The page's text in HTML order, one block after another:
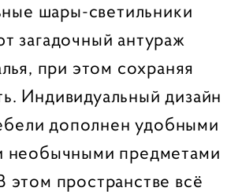
шары-светильники
загадочный антураж
при этом сохраняя
Индивидуальный дизайн
дополнен удобными
необычными предметами
этом пространстве всё